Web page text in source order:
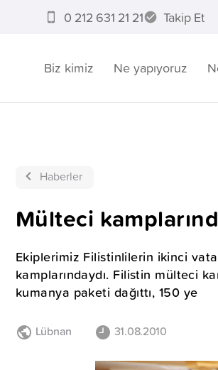
0 212 631 21 21 Takip Et
Biz kimiz Ne yapıyoruz
Haberler
Mülteci
Ekiplerimiz Filistinlilerin ikinci
kamplarındaydı. Filistin mülteci
kumanya paketi dağıttı, 150 ye
Lübnan 31.08.2010